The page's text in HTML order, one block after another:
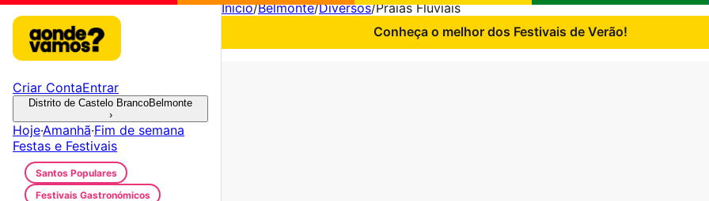
Início/Belmonte/Diversos/Praias Fluviais
Conheça o melhor dos Festivais de Verão!
Criar ContaEntrar
Distrito de Castelo BrancoBelmonte
›
Hoje·Amanhã·Fim de semana
Festas e Festivais
Santos Populares
Festivais Gastronómicos